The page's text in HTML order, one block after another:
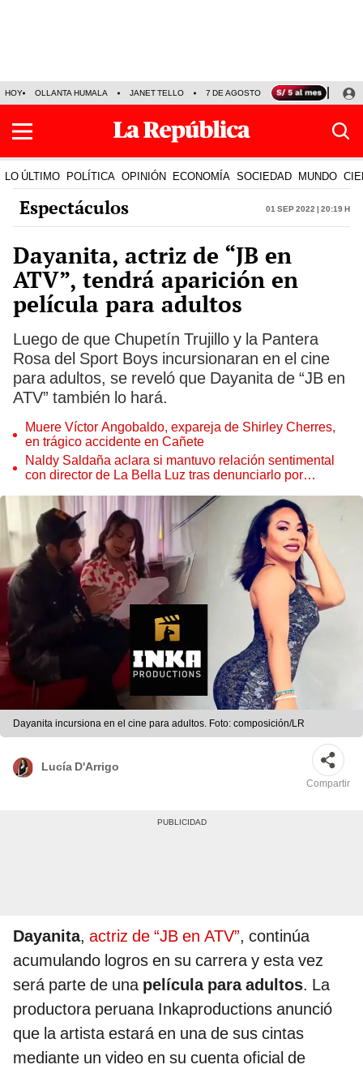
HOY OLLANTA HUMALA JANET TELLO 7 DE AGOSTO TINKA RESULTADOS
LO ÚLTIMO POLÍTICA OPINIÓN ECONOMÍA SOCIEDAD MUNDO
Espectáculos 01 Sep 2022 | 20:19 h
Dayanita, actriz de “JB en
ATV”, tendrá aparición en
película para adultos
Luego de que Chupetín Trujillo y la Pantera
Rosa del Sport Boys incursionaran en el cine
para adultos, se reveló que Dayanita de “JB en
ATV” también lo hará.
Muere Víctor Angobaldo, expareja de Shirley Cherres,
en trágico accidente en Cañete
Naldy Saldaña aclara si mantuvo relación sentimental
con director de La Bella Luz tras denunciarlo por
Dayanita incursiona en el cine para adultos. Foto: composición/LR
Lucía D'Arrigo
Compartir
Dayanita, actriz de “JB en ATV”, continúa
acumulando logros en su carrera y esta vez
será parte de una película para adultos. La
productora peruana Inkaproductions anunció
que la artista estará en una de sus cintas
mediante un video en su cuenta oficial de